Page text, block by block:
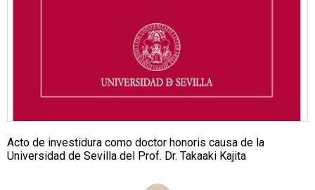
Acto de investidura como doctor honoris causa de la
Universidad de Sevilla del Prof. Dr. Takaaki Kajita